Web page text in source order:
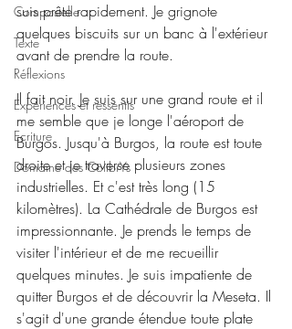
Compostelle
Texte
Réflexions
Expériences et ressentis
Ecriture
Domaine des ColibrYs
suis prête rapidement. Je grignote
quelques biscuits sur un banc à l'extérieur
avant de prendre la route.
Il fait noir. Je suis sur une grand route et il
me semble que je longe l'aéroport de
Burgos. Jusqu'à Burgos, la route est toute
droite et je traverse plusieurs zones
industrielles. Et c'est très long (15
kilomètres). La Cathédrale de Burgos est
impressionnante. Je prends le temps de
visiter l'intérieur et de me recueillir
quelques minutes. Je suis impatiente de
quitter Burgos et de découvrir la Meseta. Il
s'agit d'une grande étendue toute plate